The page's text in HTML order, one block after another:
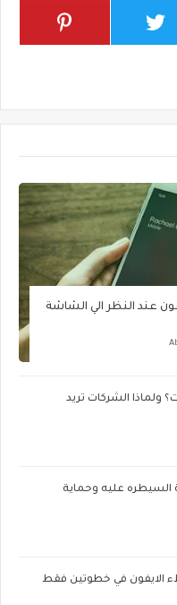
عند النظر الي الشاشة
ولماذا الشركات تريد
عليه وحماية
الايفون في خطوتين فقط